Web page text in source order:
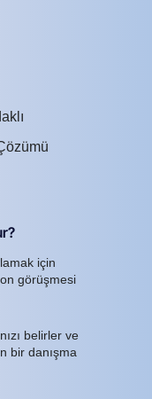
için
görüşmesi
belirler ve
bir danışma